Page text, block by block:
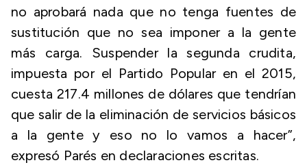
no aprobará nada que no tenga fuentes de
sustitución que no sea imponer a la gente
más carga. Suspender la segunda crudita,
impuesta por el Partido Popular en el 2015,
cuesta 217.4 millones de dólares que tendrían
que salir de la eliminación de servicios básicos
a la gente y eso no lo vamos a hacer”,
expresó Parés en declaraciones escritas.